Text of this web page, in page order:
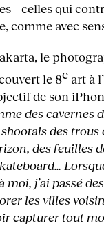
– celles qui
comme avec
le
le 8e art à
de son
des cavernes
des
des feuilles
moi, j’ai passé
les villes
capturer tout